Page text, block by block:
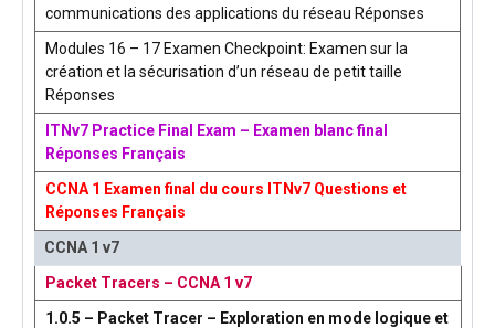
communications des applications du réseau Réponses
Modules 16 – 17 Examen Checkpoint: Examen sur la
création et la sécurisation d’un réseau de petit taille
Réponses
ITNv7 Practice Final Exam – Examen blanc final
Réponses Français
CCNA 1 Examen final du cours ITNv7 Questions et
Réponses Français
CCNA 1 v7
Packet Tracers – CCNA 1 v7
1.0.5 – Packet Tracer – Exploration en mode logique et